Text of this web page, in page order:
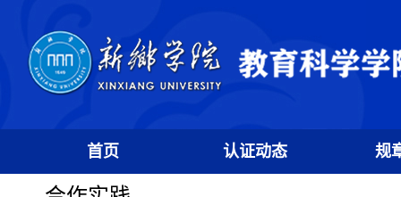
首页 认证动态 规